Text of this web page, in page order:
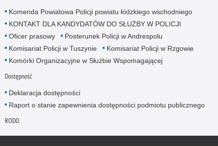
Komenda Powiatowa Policji powiatu łódzkiego wschodniego
KONTAKT DLA KANDYDATÓW DO SŁUŻBY W POLICJI
Oficer prasowy
Posterunek Policji w Andrespolu
Komisariat Policji w Tuszynie
Komisariat Policji w Rzgowie
Komórki Organizacyjne w Służbie Wspomagającej
Dostępność
Deklaracja dostępności
Raport o stanie zapewnienia dostępności podmiotu publicznego
RODO